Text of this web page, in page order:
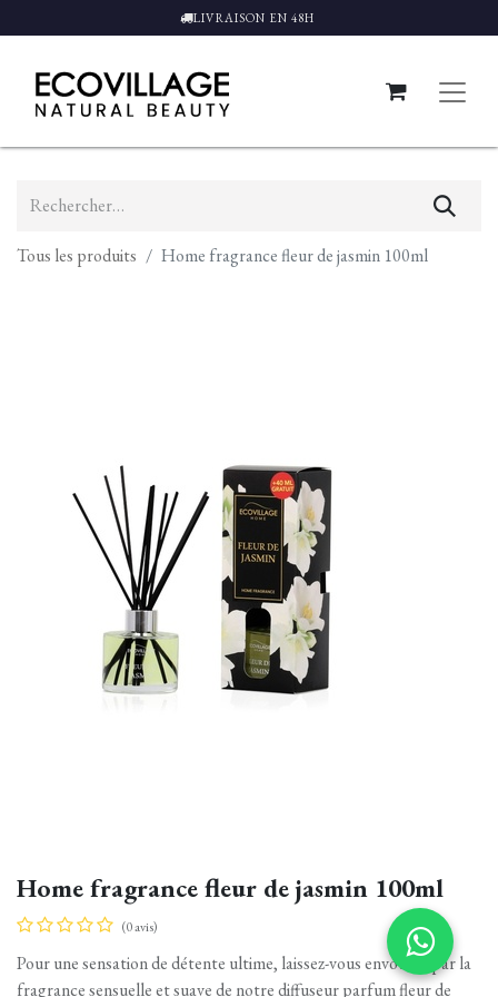
LIVRAISON EN 48H
Tous les produits Home fragrance fleur de jasmin 100ml
Home fragrance fleur de jasmin 100ml
(0 avis)
Pour une sensation de détente ultime, laissez-vous envoûter par la
fragrance sensuelle et suave de notre diffuseur parfum fleur de